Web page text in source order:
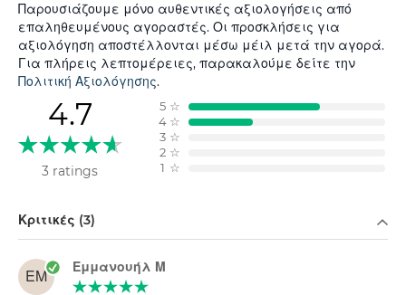
Παρουσιάζουμε μόνο αυθεντικές αξιολογήσεις από
επαληθευμένους αγοραστές. Οι προσκλήσεις για
αξιολόγηση αποστέλλονται μέσω μέιλ μετά την αγορά.
Για πλήρεις λεπτομέρειες, παρακαλούμε δείτε την
Πολιτική Αξιολόγησης.
4.7
3 ratings
5 ☆
4 ☆
3 ☆
2 ☆
1 ☆
Κριτικές (3)
ΕΜ
Εμμανουήλ Μ